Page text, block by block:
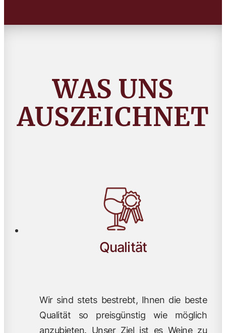
WAS UNS
AUSZEICHNET
Qualität
Wir sind stets bestrebt, Ihnen die beste
Qualität so preisgünstig wie möglich
anzubieten. Unser Ziel ist es Weine zu